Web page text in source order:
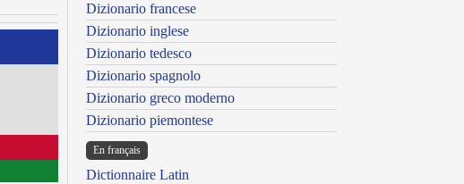
Dizionario francese
Dizionario inglese
Dizionario tedesco
Dizionario spagnolo
Dizionario greco moderno
Dizionario piemontese
En français
Dictionnaire Latin